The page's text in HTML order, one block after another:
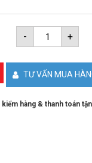
-
Bản
quyền
nâng
tính
năng
Voice
SL-
+
TƯ VẤN MUA
kiểm hàng & thanh toán